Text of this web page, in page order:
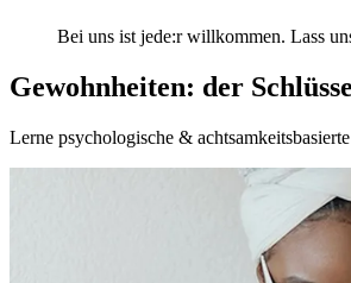
Bei uns ist jede:r willkommen. Lass
Gewohnheiten: der
Lerne psychologische &